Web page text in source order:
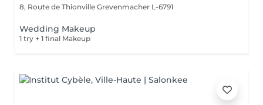
8, Route de Thionville Grevenmacher L-6791
Wedding Makeup
1 try + 1 final Makeup